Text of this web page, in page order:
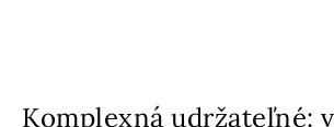
Komplexná udržateľné: